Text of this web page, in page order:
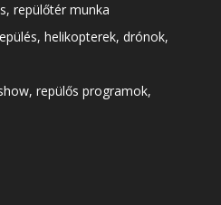
repülőtér munka
helikopterek, drónok,
repülős programok,